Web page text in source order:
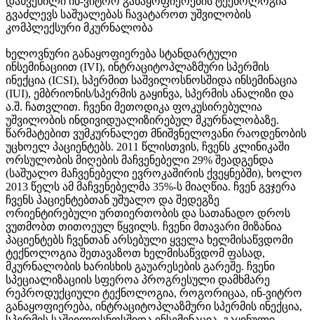
გვაძლევს საშუალებას ჩავატაროთ უშვილობის
კომპლექსური მკურნალობა
ხელოვნური განაყოფიერება სტანდარტული
ინსემინაციით (IVI), ინტრაციტოპლაზმური სპერმის
ინექცია (ICSI), სპერმით საშვილოსნოსშიდა ინსემინაცია
(IUI), ემბრიონის/სპერმის გაყინვა, სპერმის ანალიზი და
ა.შ. ჩათვლით. ჩვენი მეთოდიკა ფოკუსირებულია
უშვილობის ინდივიდუალიზირებულ მკურნალობაზე.
წარმატებით ვუმკურნალეთ მნიშვნელოვანი რაოდენობის
უცხოელ პაციენტებს. 2011 წლისთვის, ჩვენს კლინიკაში
ორსულობის მიღების მაჩვენებელი 29% შეადგენდა
(საშუალო მაჩვენებელი ევროკაშირის ქვეყნებში), ხოლო
2013 წელს ამ მაჩვენებელმა 35%-ს მიაღწია. ჩვენ გვჯერა
ჩვენს პაციენტებთან უშუალო და შედეგზე
ორიენტირებული ურთიერთობის და სათანადო დროს
ვუთმობთ თითოეულ წყვილს. ჩვენი მთავარი მიზანია
პაციენტებს ჩვენთან არსებული ყველა ხელმისაწვდომი
ტექნოლოგია შეთავაზოთ ხელმისაწვდომ ფასად,
მკურნალობის ხარისხის გაუარესების გარეშე. ჩვენი
სპეციალიზაციის სფეროა პროგრესული დამხმარე
რეპროდუქციული ტექნოლოგია, როგორიცაა, ინ-ვიტრო
განაყოფიერება, ინტრაციტოპლაზმური სპერმის ინექცია,